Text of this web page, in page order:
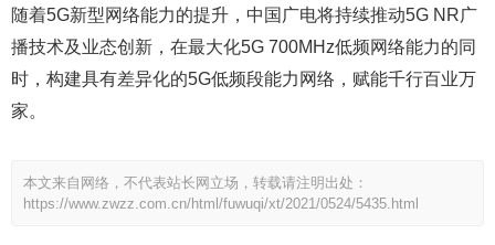
随着5G新型网络能力的提升，中国广电将持续推动5G NR广
播技术及业态创新，在最大化5G 700MHz低频网络能力的同
时，构建具有差异化的5G低频段能力网络，赋能千行百业万
家。
本文来自网络，不代表站长网立场，转载请注明出处：
https://www.zwzz.com.cn/html/fuwuqi/xt/2021/0524/5435.html